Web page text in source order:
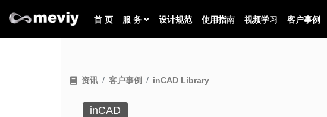
首 页 服 务 设计规范 使用指南 视频学习 客户事例
资讯 客户事例 inCAD Library
inCAD